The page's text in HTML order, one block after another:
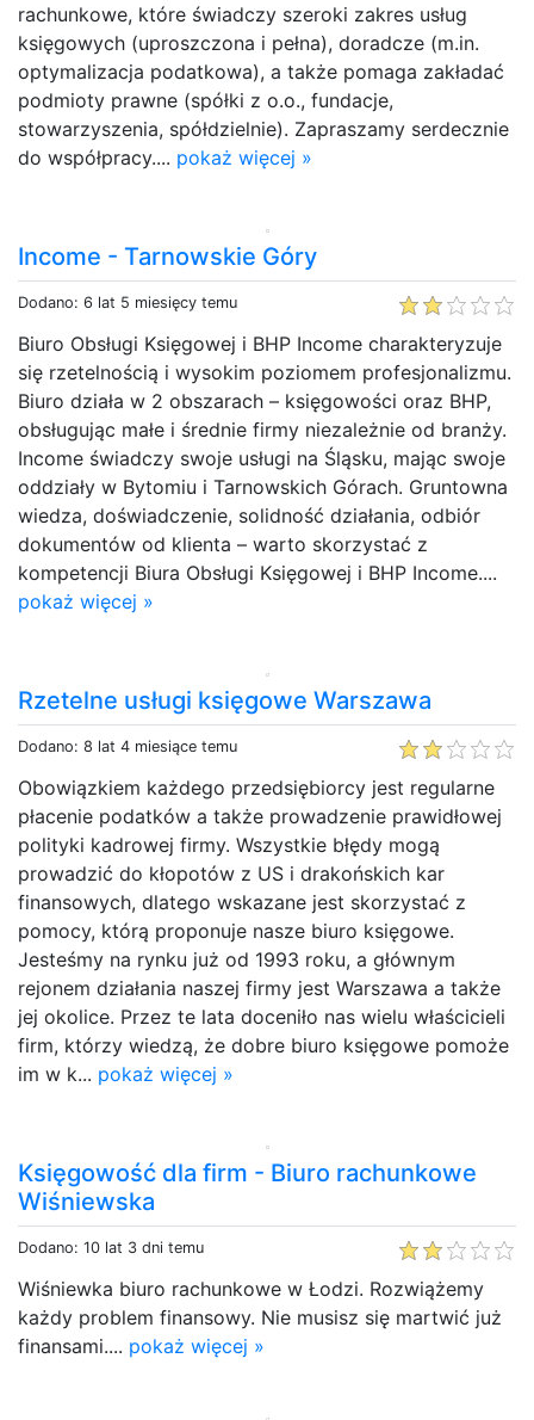
rachunkowe, które świadczy szeroki zakres usług
księgowych (uproszczona i pełna), doradcze (m.in.
optymalizacja podatkowa), a także pomaga zakładać
podmioty prawne (spółki z o.o., fundacje,
stowarzyszenia, spółdzielnie). Zapraszamy serdecznie
do współpracy.... pokaż więcej »
Income - Tarnowskie Góry
Dodano: 6 lat 5 miesięcy temu
Biuro Obsługi Księgowej i BHP Income charakteryzuje
się rzetelnością i wysokim poziomem profesjonalizmu.
Biuro działa w 2 obszarach – księgowości oraz BHP,
obsługując małe i średnie firmy niezależnie od branży.
Income świadczy swoje usługi na Śląsku, mając swoje
oddziały w Bytomiu i Tarnowskich Górach. Gruntowna
wiedza, doświadczenie, solidność działania, odbiór
dokumentów od klienta – warto skorzystać z
kompetencji Biura Obsługi Księgowej i BHP Income....
pokaż więcej »
Rzetelne usługi księgowe Warszawa
Dodano: 8 lat 4 miesiące temu
Obowiązkiem każdego przedsiębiorcy jest regularne
płacenie podatków a także prowadzenie prawidłowej
polityki kadrowej firmy. Wszystkie błędy mogą
prowadzić do kłopotów z US i drakońskich kar
finansowych, dlatego wskazane jest skorzystać z
pomocy, którą proponuje nasze biuro księgowe.
Jesteśmy na rynku już od 1993 roku, a głównym
rejonem działania naszej firmy jest Warszawa a także
jej okolice. Przez te lata doceniło nas wielu właścicieli
firm, którzy wiedzą, że dobre biuro księgowe pomoże
im w k... pokaż więcej »
Księgowość dla firm - Biuro rachunkowe
Wiśniewska
Dodano: 10 lat 3 dni temu
Wiśniewka biuro rachunkowe w Łodzi. Rozwiążemy
każdy problem finansowy. Nie musisz się martwić już
finansami.... pokaż więcej »